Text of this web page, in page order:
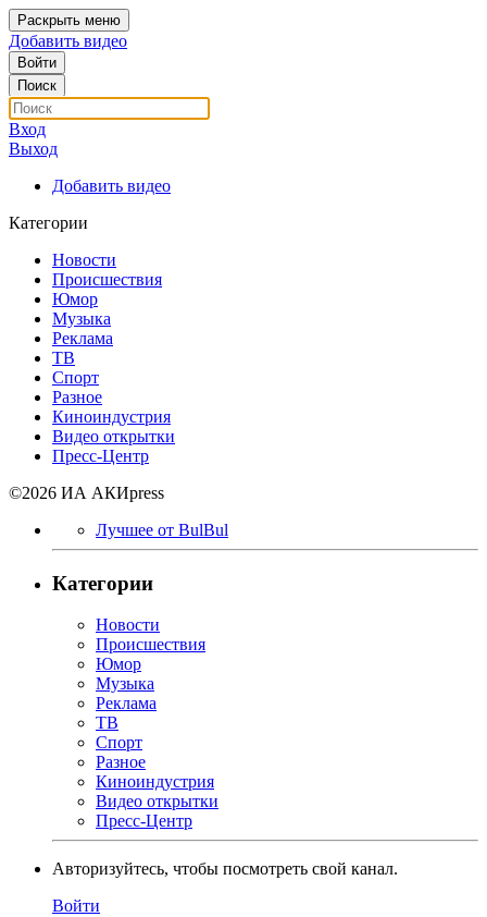
Раскрыть меню
Добавить видео
Войти
Поиск
Вход
Выход
Добавить видео
Категории
Новости
Происшествия
Юмор
Музыка
Реклама
ТВ
Спорт
Разное
Киноиндустрия
Видео открытки
Пресс-Центр
©2026 ИА АКИpress
Лучшее от BulBul
Категории
Новости
Происшествия
Юмор
Музыка
Реклама
ТВ
Спорт
Разное
Киноиндустрия
Видео открытки
Пресс-Центр
Авторизуйтесь, чтобы посмотреть свой канал.
Войти